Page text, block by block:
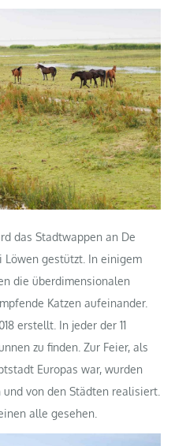
das Stadtwappen an De
Löwen gestützt. In einigem
die überdimensionalen
Katzen aufeinander.
erstellt. In jeder der 11
zu finden. Zur Feier, als
Europas war, wurden
von den Städten realisiert.
alle gesehen.